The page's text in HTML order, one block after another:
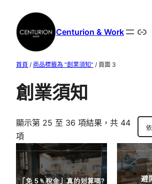
Centurion & Work
首頁 / 商品標籤為 “創業須知” / 頁面 3
創業須知
顯示第 25 至 36 項結果，共 44
項依
最
新
項